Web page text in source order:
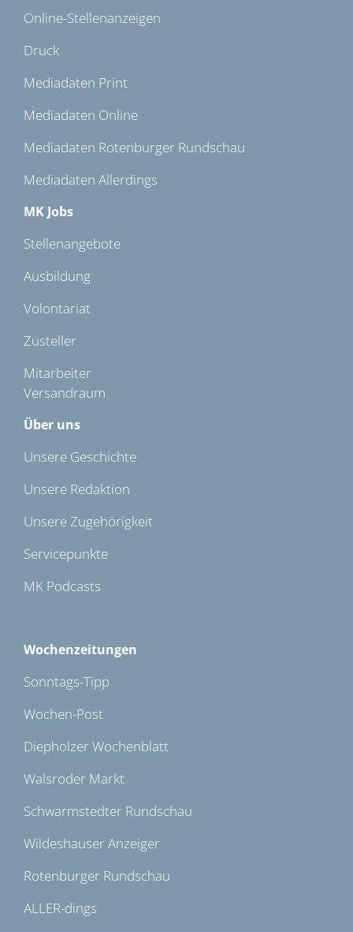
Online-Stellenanzeigen
Druck
Mediadaten Print
Mediadaten Online
Mediadaten Rotenburger Rundschau
Mediadaten Allerdings
MK Jobs
Stellenangebote
Ausbildung
Volontariat
Zusteller
Mitarbeiter
Versandraum
Über uns
Unsere Geschichte
Unsere Redaktion
Unsere Zugehörigkeit
Servicepunkte
MK Podcasts
Wochenzeitungen
Sonntags-Tipp
Wochen-Post
Diepholzer Wochenblatt
Walsroder Markt
Schwarmstedter Rundschau
Wildeshauser Anzeiger
Rotenburger Rundschau
ALLER-dings